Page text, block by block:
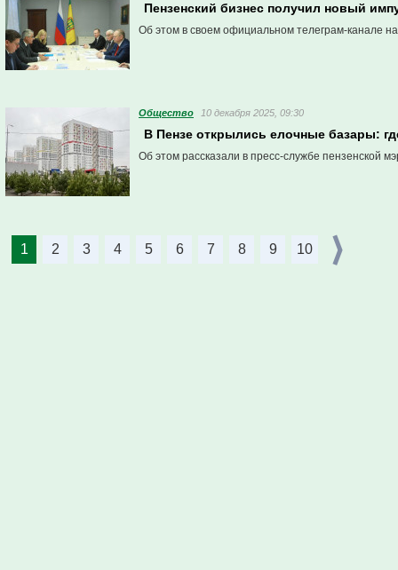
Пензенский бизнес получил новый
Об этом в своем официальном телеграм-канале
Общество 10 декабря 2025, 09:30
В Пензе открылись елочные базары:
Об этом рассказали в пресс-службе пензенской
1 2 3 4 5 6 7 8 9 10